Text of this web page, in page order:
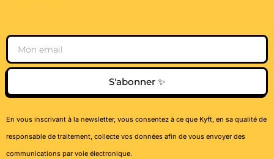
Email
S'abonner ✨
En vous inscrivant à la newsletter, vous consentez à ce que Kyft, en sa qualité de
responsable de traitement, collecte vos données afin de vous envoyer des
communications par voie électronique.